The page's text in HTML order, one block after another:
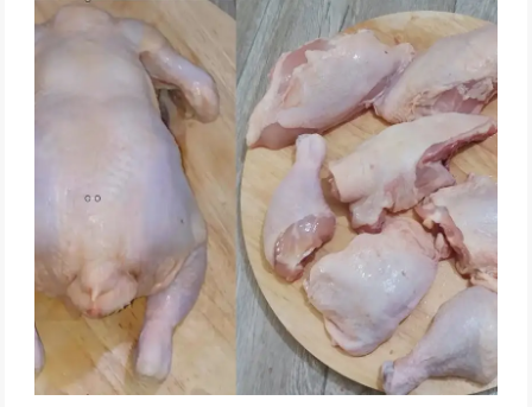
بطريقه
سهله
وسريعه
وطعمه
احلى
من
كبار
المحلات
مغلقة